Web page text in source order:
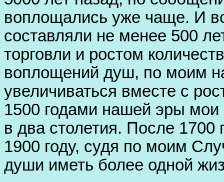
воплощались уже чаще. И
составляли не менее 500
торговли и ростом
воплощений душ, по моим
увеличиваться вместе с
1500 годами нашей эры
в два столетия. После 1700
1900 году, судя по моим
души иметь более одной